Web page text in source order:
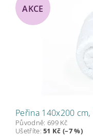
AKCE
Peřina 140x200
Původně: 699 Kč
Ušetříte:51 Kč (–7 %)